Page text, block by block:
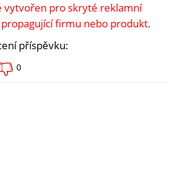
vytvořen pro skryté reklamní
firmu nebo produkt.
příspěvku:
0